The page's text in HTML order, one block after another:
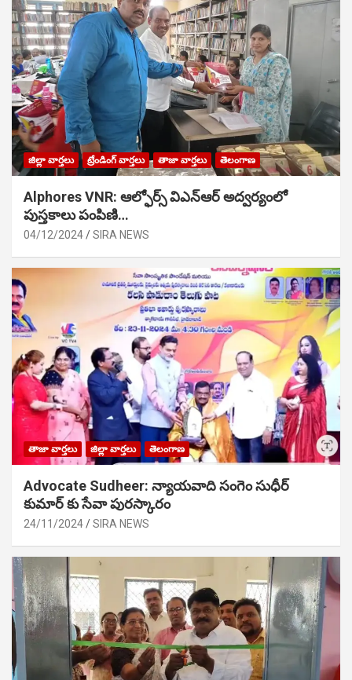
జిల్లా వార్తలు ట్రేండింగ్ వార్తలు తాజా వార్తలు తెలంగాణ
Alphores VNR: ఆల్ఫోర్స్ విఎన్ఆర్ అద్వర్యంలో
పుస్తకాలు పంపిణి…
04/12/2024 SIRA NEWS
తాజా వార్తలు జిల్లా వార్తలు తెలంగాణ
Advocate Sudheer: న్యాయవాది సంగెం సుధీర్
కుమార్ కు సేవా పురస్కారం
24/11/2024 SIRA NEWS